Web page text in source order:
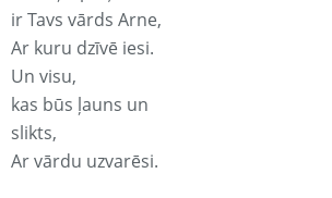
ir Tavs vārds Arne,
Ar kuru dzīvē iesi.
Un visu,
kas būs ļauns un
slikts,
Ar vārdu uzvarēsi.